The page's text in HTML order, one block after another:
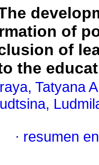
of
of
the
Tatyana
· resumen